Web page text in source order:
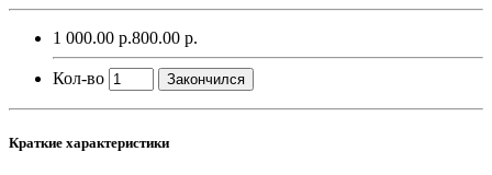
1 000.00 р.800.00 р.
Кол-во Закончился
Краткие характеристики